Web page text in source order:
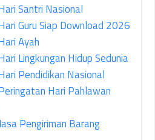
Santri Nasional
Guru Siap Download 2026
Ayah
Lingkungan Hidup Sedunia
Pendidikan Nasional
Hari Pahlawan
Pengiriman Barang